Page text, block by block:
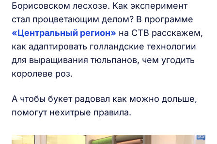
Борисовском лесхозе. Как эксперимент
стал процветающим делом? В программе
«Центральный регион» на СТВ расскажем,
как адаптировать голландские технологии
для выращивания тюльпанов, чем угодить
королеве роз.
А чтобы букет радовал как можно дольше,
помогут нехитрые правила.